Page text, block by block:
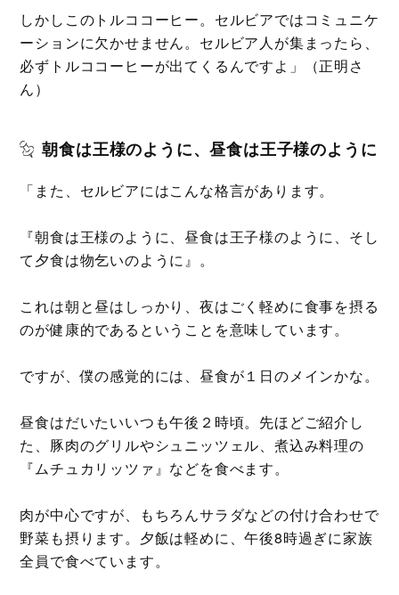
しかしこのトルココーヒー。セルビアではコミュニケ
ーションに欠かせません。セルビア人が集まったら、
必ずトルココーヒーが出てくるんですよ」（正明さ
ん）
朝食は王様のように、昼食は王子様のように
「また、セルビアにはこんな格言があります。
『朝食は王様のように、昼食は王子様のように、そし
て夕食は物乞いのように』。
これは朝と昼はしっかり、夜はごく軽めに食事を摂る
のが健康的であるということを意味しています。
ですが、僕の感覚的には、昼食が１日のメインかな。
昼食はだいたいいつも午後２時頃。先ほどご紹介し
た、豚肉のグリルやシュニッツェル、煮込み料理の
『ムチュカリッツァ』などを食べます。
肉が中心ですが、もちろんサラダなどの付け合わせで
野菜も摂ります。夕飯は軽めに、午後8時過ぎに家族
全員で食べています。